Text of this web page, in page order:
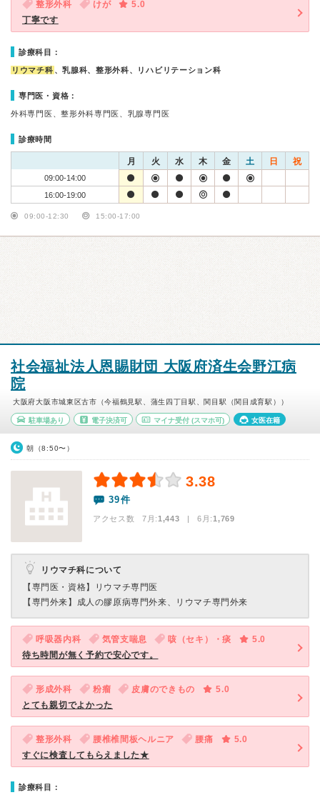
整形外科 けが
5.0
丁寧です
診療科目：
リウマチ科 、乳腺科、整形外科、リハビリテーション科
専門医・資格：
外科専門医、整形外科専門医、乳腺専門医
診療時間
月 火 水 木 金 土 日 祝
09:00-14:00
16:00-19:00
09:00-12:30 15:00-17:00
社会福祉法人恩賜財団 大阪府済生会野江病
院
大阪府大阪市城東区古市（今福鶴見駅、蒲生四丁目駅、関目駅（関目成育駅））
駐車場あり 電子決済可 マイナ受付 (スマホ可) 女医在籍
朝（8:50〜）
3.38
39件
アクセス数 7月:1,443 | 6月:1,769
リウマチ科について
【専門医・資格】
リウマチ専門医
【専門外来】 成人の膠原病専門外来、リウマチ専門外来
呼吸器内科 気管支喘息 咳（セキ）・痰
5.0
待ち時間が無く予約で安心です。
形成外科 粉瘤 皮膚のできもの
5.0
とても親切でよかった
整形外科 腰椎椎間板ヘルニア 腰痛
5.0
すぐに検査してもらえました★
診療科目：